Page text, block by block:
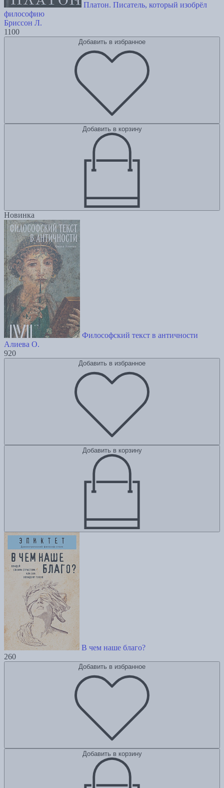
Платон. Писатель, который изобрёл
философию
Бриссон Л.
1100
Добавить в избранное
Добавить в корзину
Новинка
Философский текст в античности
Алиева О.
920
Добавить в избранное
Добавить в корзину
В чем наше благо?
260
Добавить в избранное
Добавить в корзину